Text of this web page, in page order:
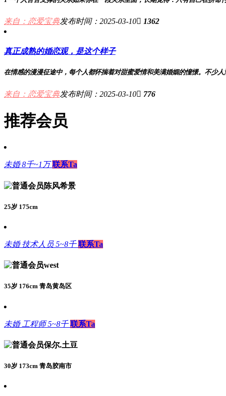
来自： 恋爱宝典发布时间：2025-03-10 1362
真正成熟的婚恋观，是这个样子
在情感的漫漫征途中，每个人都怀揣着对甜蜜爱情和美满婚姻的憧憬。不少
来自： 恋爱宝典发布时间：2025-03-10 776
推荐会员
未婚8千~1万联系Ta
陈风希景
25岁 175cm
未婚技术人员 5~8千联系Ta
west
35岁 176cm 青岛黄岛区
未婚 工程师5~8千联系Ta
保尔.土豆
30岁 173cm 青岛胶南市